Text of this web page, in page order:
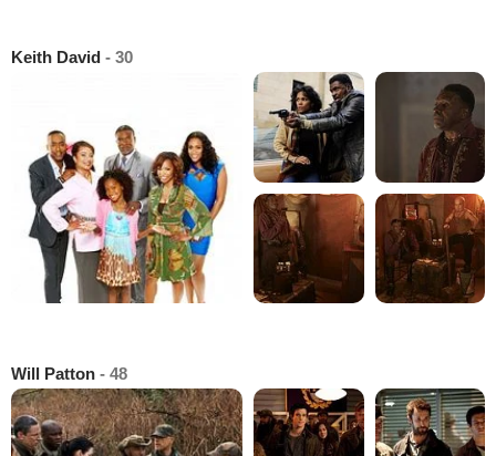
Keith David - 30
Will Patton - 48